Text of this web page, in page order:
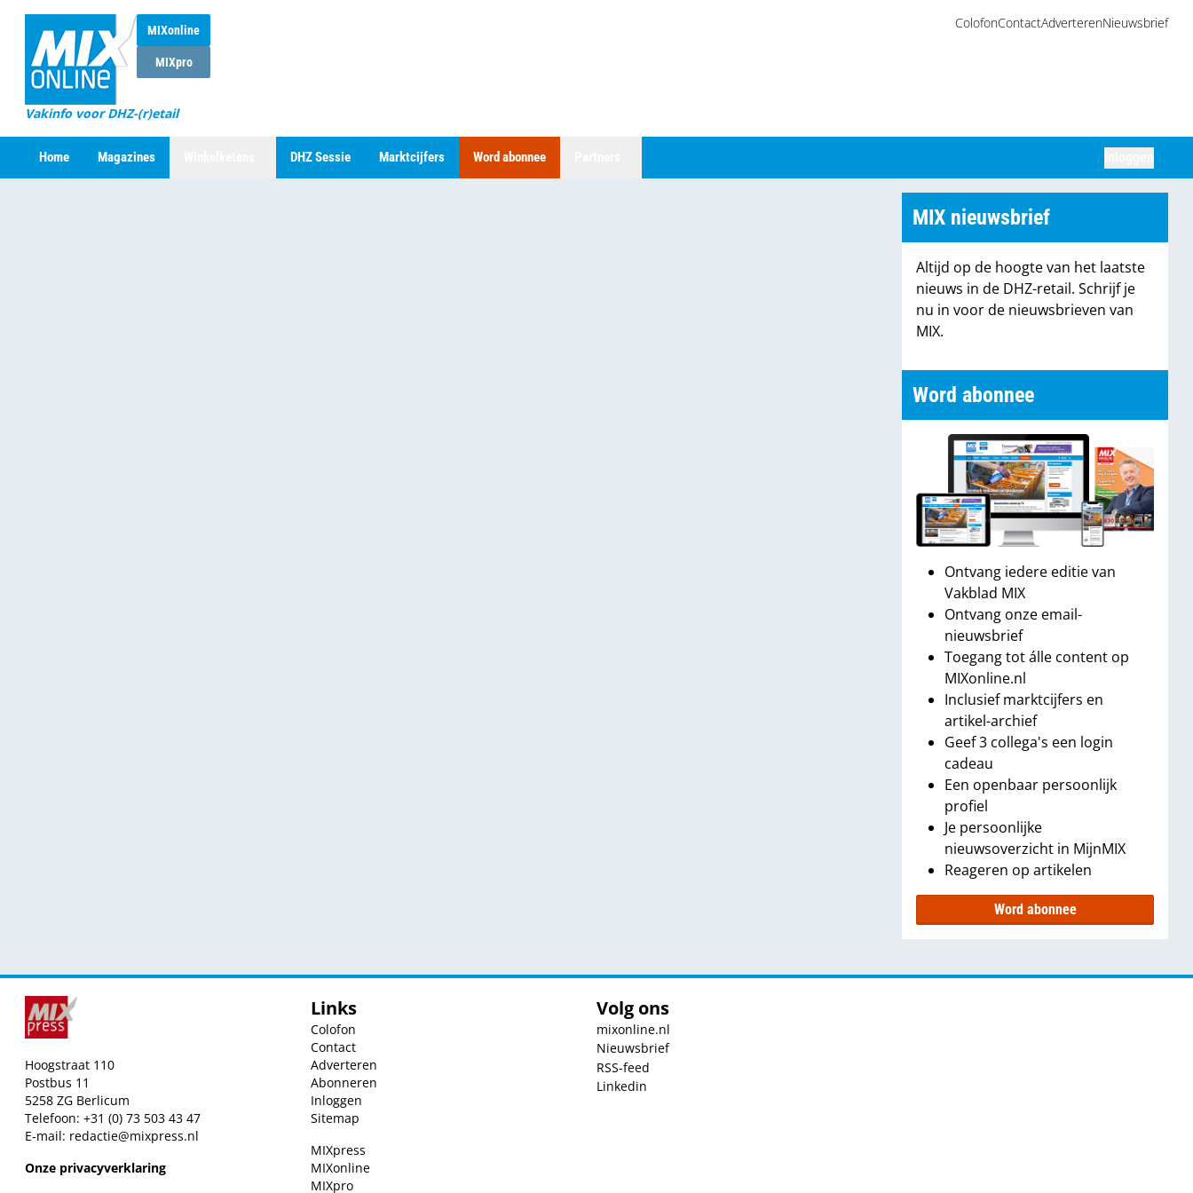
MIXonline
MIXpro
Vakinfo voor DHZ-(r)etail
ColofonContactAdverterenNieuwsbrief
Home Magazines DHZ Sessie Marktcijfers Word abonnee
MIX nieuwsbrief
Altijd op de hoogte van het laatste
nieuws in de DHZ-retail. Schrijf je
nu in voor de nieuwsbrieven van
MIX.
Word abonnee
Ontvang iedere editie van
Vakblad MIX
Ontvang onze email-
nieuwsbrief
Toegang tot álle content op
MIXonline.nl
Inclusief marktcijfers en
artikel-archief
Geef 3 collega's een login
cadeau
Een openbaar persoonlijk
profiel
Je persoonlijke
nieuwsoverzicht in MijnMIX
Reageren op artikelen
Word abonnee
Hoogstraat 110
Postbus 11
5258 ZG Berlicum
Telefoon: +31 (0) 73 503 43 47
E-mail: redactie@mixpress.nl
Onze privacyverklaring
Links
Colofon
Contact
Adverteren
Abonneren
Inloggen
Sitemap
MIXpress
MIXonline
MIXpro
Volg ons
mixonline.nl
Nieuwsbrief
RSS-feed
Linkedin